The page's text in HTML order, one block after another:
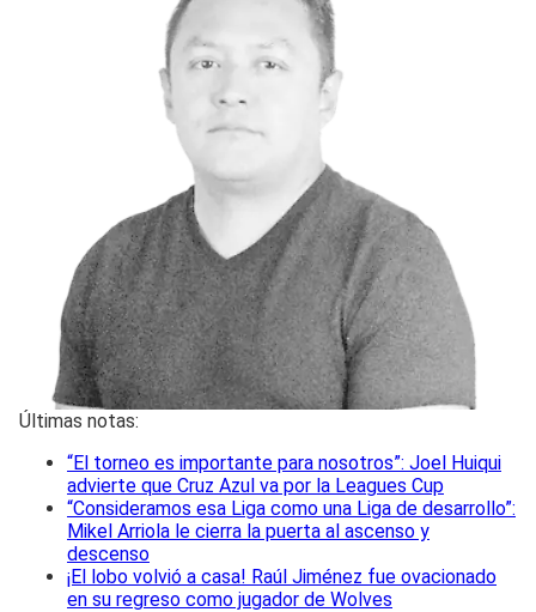
Últimas notas:
“El torneo es importante para nosotros”: Joel Huiqui
advierte que Cruz Azul va por la Leagues Cup
“Consideramos esa Liga como una Liga de desarrollo”:
Mikel Arriola le cierra la puerta al ascenso y
descenso
¡El lobo volvió a casa! Raúl Jiménez fue ovacionado
en su regreso como jugador de Wolves